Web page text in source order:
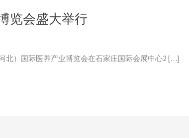
览会盛大举行
北）国际医养产业博览会在石家庄国际会展中心2 […]